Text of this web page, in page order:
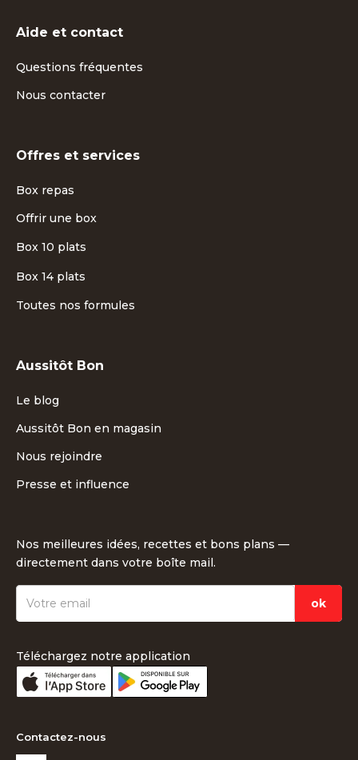
Aide et contact
Questions fréquentes
Nous contacter
Offres et services
Box repas
Offrir une box
Box 10 plats
Box 14 plats
Toutes nos formules
Aussitôt Bon
Le blog
Aussitôt Bon en magasin
Nous rejoindre
Presse et influence
Nos meilleures idées, recettes et bons plans —
directement dans votre boîte mail.
Téléchargez notre application
Contactez-nous